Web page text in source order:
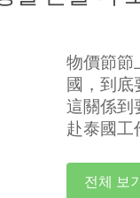
物價節節
國，到底
這關係到
赴泰國工
전체 보